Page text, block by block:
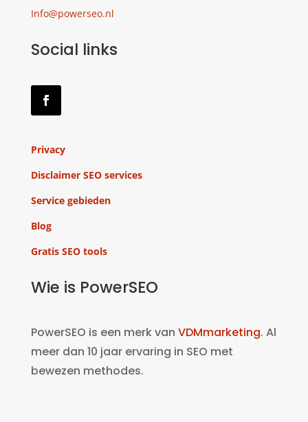
Info@powerseo.nl
Social links
Privacy
Disclaimer SEO services
Service gebieden
Blog
Gratis SEO tools
Wie is PowerSEO
PowerSEO is een merk van VDMmarketing. Al
meer dan 10 jaar ervaring in SEO met
bewezen methodes.